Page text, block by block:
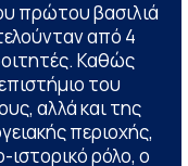
πρώτου βασιλιά
από 4
Καθώς
του
αλλά και της
περιοχής,
ιστορικό ρόλο, ο